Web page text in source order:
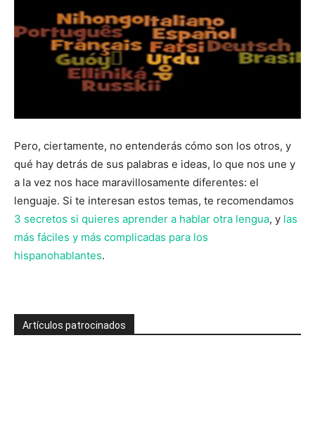
Pero, ciertamente, no entenderás cómo son los otros, y
qué hay detrás de sus palabras e ideas, lo que nos une y
a la vez nos hace maravillosamente diferentes: el
lenguaje. Si te interesan estos temas, te recomendamos
3 secretos si quieres aprender a hablar otra lengua, y las
más fáciles y más complicadas para los
hispanohablantes.
Artículos patrocinados